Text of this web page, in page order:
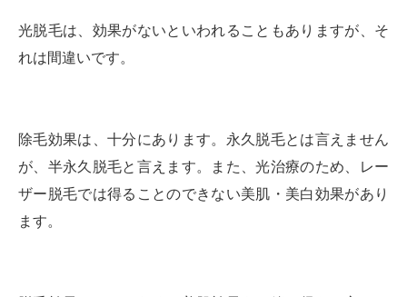
光脱毛は、効果がないといわれることもありますが、そ
れは間違いです。
除毛効果は、十分にあります。永久脱毛とは言えません
が、半永久脱毛と言えます。また、光治療のため、レー
ザー脱毛では得ることのできない美肌・美白効果があり
ます。